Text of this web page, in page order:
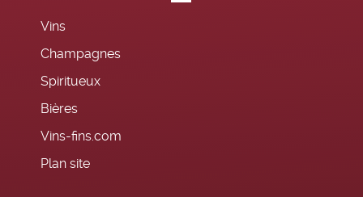
Vins
Champagnes
Spiritueux
Bières
Vins-fins.com
Plan site